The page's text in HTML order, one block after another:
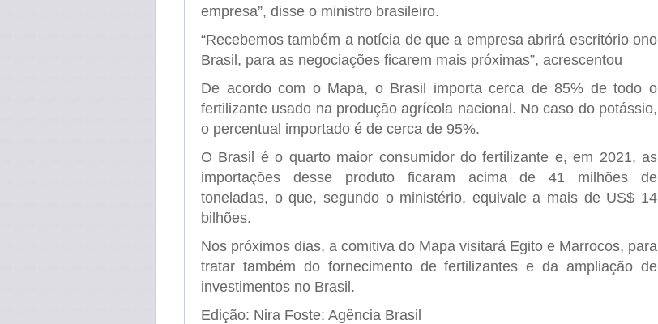
empresa”, disse o ministro brasileiro.
“Recebemos também a notícia de que a empresa abrirá escritório ono
Brasil, para as negociações ficarem mais próximas”, acrescentou
De acordo com o Mapa, o Brasil importa cerca de 85% de todo o
fertilizante usado na produção agrícola nacional. No caso do potássio,
o percentual importado é de cerca de 95%.
O Brasil é o quarto maior consumidor do fertilizante e, em 2021, as
importações desse produto ficaram acima de 41 milhões de
toneladas, o que, segundo o ministério, equivale a mais de US$ 14
bilhões.
Nos próximos dias, a comitiva do Mapa visitará Egito e Marrocos, para
tratar também do fornecimento de fertilizantes e da ampliação de
investimentos no Brasil.
Edição: Nira Foste: Agência Brasil